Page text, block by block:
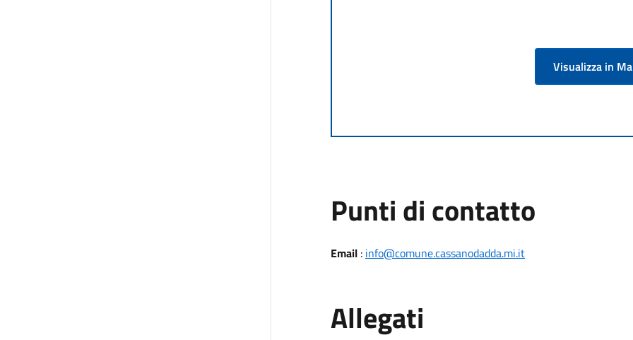
Visualizza in
Punti di contatto
Email: info@comune.cassanodadda.mi.it
Allegati